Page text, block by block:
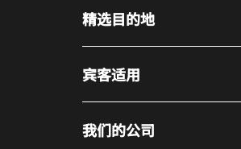
精选目的地
宾客适用
我们的公司